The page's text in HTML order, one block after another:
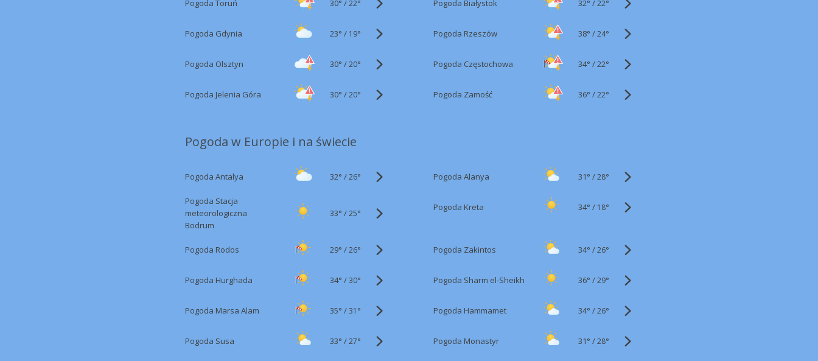
Pogoda Toruń 30° /22° Pogoda Białystok 32° /22°
Pogoda Gdynia 23° / 19° Pogoda Rzeszów 38° /24°
Pogoda Olsztyn 30° /20° Pogoda Częstochowa 34° /22°
Pogoda Jelenia Góra 30° /20° Pogoda Zamość 36° /22°
Pogoda w Europie i na świecie
Pogoda Antalya 32° /26° Pogoda Alanya 31° /28°
Pogoda Stacja
meteorologiczna
Bodrum
33° /25°
Pogoda Kreta 34° / 18°
Pogoda Rodos 29° /26° Pogoda Zakintos 34° /26°
Pogoda Hurghada 34° /30° Pogoda Sharm el-Sheikh 36° /29°
Pogoda Marsa Alam 35° /31° Pogoda Hammamet 34° /26°
Pogoda Susa 33° /27° Pogoda Monastyr 31° /28°